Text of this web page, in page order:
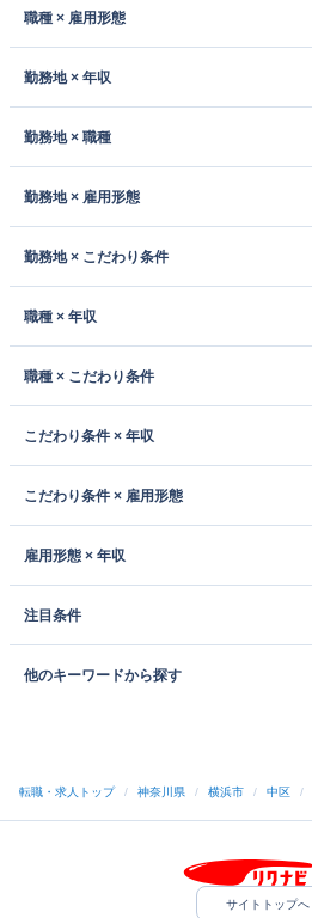
職種 × 雇用形態
勤務地 × 年収
勤務地 × 職種
勤務地 × 雇用形態
勤務地 × こだわり条件
職種 × 年収
職種 × こだわり条件
こだわり条件 × 年収
こだわり条件 × 雇用形態
雇用形態 × 年収
注目条件
他のキーワードから探す
転職・求人トップ / 神奈川県 / 横浜市 / 中区 /
サイトトップへ